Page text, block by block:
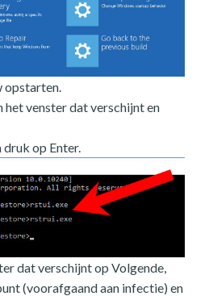
opstarten.
het venster dat verschijnt en
op Enter.
dat verschijnt op Volgende,
(voorafgaand aan infectie) en